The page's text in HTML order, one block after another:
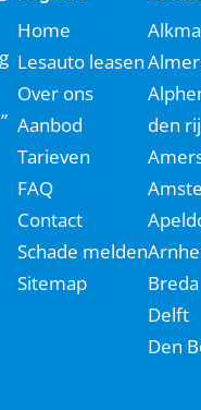
Home
Lesauto leasen
Over ons
Aanbod
Tarieven
FAQ
Contact
Schade melden
Sitemap
den
Breda
Delft
Den